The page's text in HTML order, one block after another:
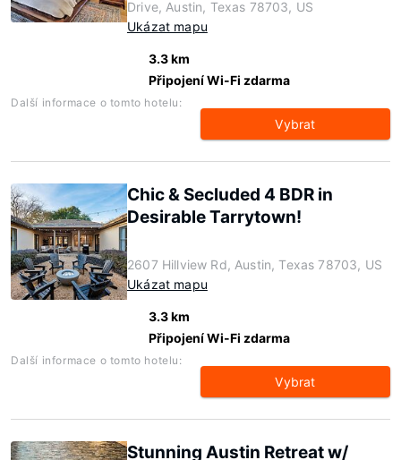
Drive, Austin, Texas 78703, US
Ukázat mapu
3.3 km
Připojení Wi-Fi zdarma
Další informace o tomto hotelu:
Vybrat
Chic & Secluded 4 BDR in
Desirable Tarrytown!
2607 Hillview Rd, Austin, Texas 78703, US
Ukázat mapu
3.3 km
Připojení Wi-Fi zdarma
Další informace o tomto hotelu:
Vybrat
Stunning Austin Retreat w/